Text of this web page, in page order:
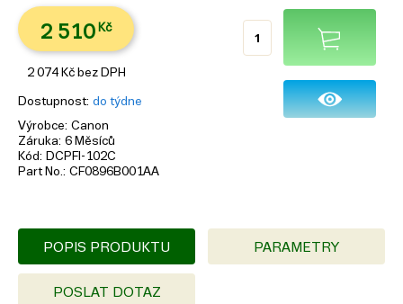
2 510 Kč
2 074 Kč bez DPH
Dostupnost do týdne
Výrobce Canon
Záruka 6 Měsíců
Kód
DCPFI-102C
Part No. CF0896B001AA
POPIS PRODUKTU PARAMETRY
POSLAT DOTAZ